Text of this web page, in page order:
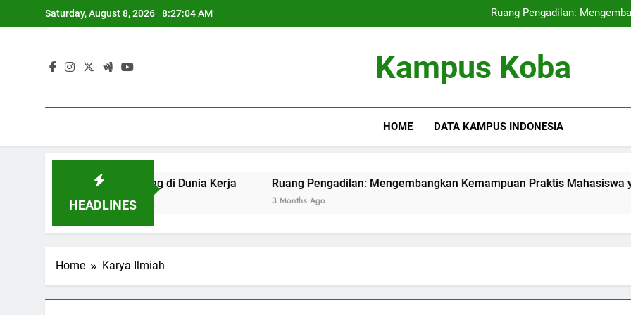
to
Saturday, August 8, 2026 8:27:04 AM
Ruang Pengadilan:
Pendidikan Hybrid:
Ruang Pengadilan:
Pendidikan Hybrid:
Kampus Koba
HOME DATA KAMPUS INDONESIA
HEADLINES
yang Berdaya Saing di Dunia Kerja Ruang Pengadilan: Mengembangkan Kemampuan Praktis Mahasiswa yang
3 Months Ago
Home Karya Ilmiah